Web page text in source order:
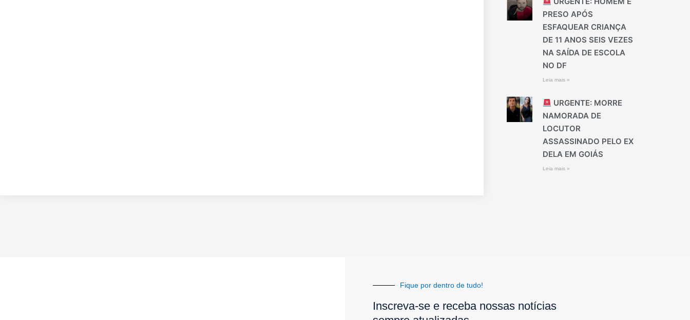
PRESO APÓS
ESFAQUEAR CRIANÇA
DE 11 ANOS SEIS VEZES
NA SAÍDA DE ESCOLA
NO DF
Leia mais »
URGENTE: MORRE
NAMORADA DE
LOCUTOR
ASSASSINADO PELO EX
DELA EM GOIÁS
Leia mais »
Fique por dentro de tudo!
Inscreva-se e receba nossas notícias